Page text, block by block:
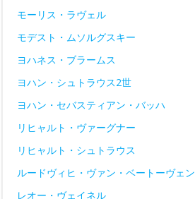
モーリス・ラヴェル
モデスト・ムソルグスキー
ヨハネス・ブラームス
ヨハン・シュトラウス2世
ヨハン・セバスティアン・バッハ
リヒャルト・ヴァーグナー
リヒャルト・シュトラウス
ルードヴィヒ・ヴァン・ベートーヴェン
レオー・ヴェイネル